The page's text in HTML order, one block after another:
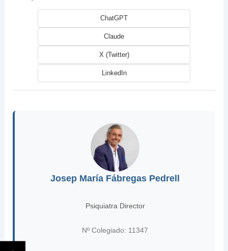
ChatGPT
Claude
X (Twitter)
LinkedIn
Josep María Fábregas Pedrell
Psiquiatra Director
Nº Colegiado: 11347